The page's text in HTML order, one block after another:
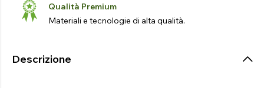
Qualità Premium
Materiali e tecnologie di alta qualità.
Descrizione